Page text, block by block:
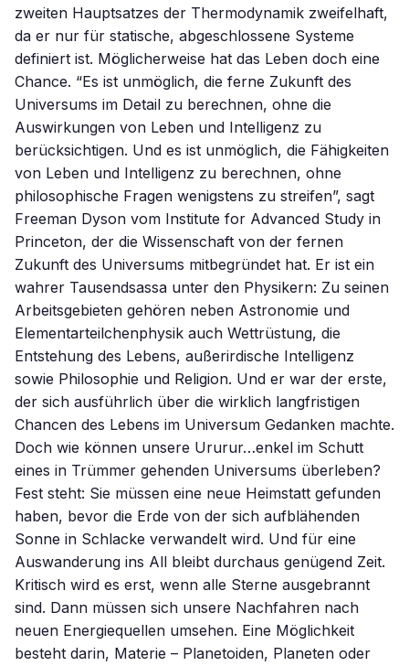
zweiten Hauptsatzes der Thermodynamik zweifelhaft,
da er nur für statische, abgeschlossene Systeme
definiert ist. Möglicherweise hat das Leben doch eine
Chance. “Es ist unmöglich, die ferne Zukunft des
Universums im Detail zu berechnen, ohne die
Auswirkungen von Leben und Intelligenz zu
berücksichtigen. Und es ist unmöglich, die Fähigkeiten
von Leben und Intelligenz zu berechnen, ohne
philosophische Fragen wenigstens zu streifen”, sagt
Freeman Dyson vom Institute for Advanced Study in
Princeton, der die Wissenschaft von der fernen
Zukunft des Universums mitbegründet hat. Er ist ein
wahrer Tausendsassa unter den Physikern: Zu seinen
Arbeitsgebieten gehören neben Astronomie und
Elementarteilchenphysik auch Wettrüstung, die
Entstehung des Lebens, außerirdische Intelligenz
sowie Philosophie und Religion. Und er war der erste,
der sich ausführlich über die wirklich langfristigen
Chancen des Lebens im Universum Gedanken machte.
Doch wie können unsere Ururur…enkel im Schutt
eines in Trümmer gehenden Universums überleben?
Fest steht: Sie müssen eine neue Heimstatt gefunden
haben, bevor die Erde von der sich aufblähenden
Sonne in Schlacke verwandelt wird. Und für eine
Auswanderung ins All bleibt durchaus genügend Zeit.
Kritisch wird es erst, wenn alle Sterne ausgebrannt
sind. Dann müssen sich unsere Nachfahren nach
neuen Energiequellen umsehen. Eine Möglichkeit
besteht darin, Materie – Planetoiden, Planeten oder